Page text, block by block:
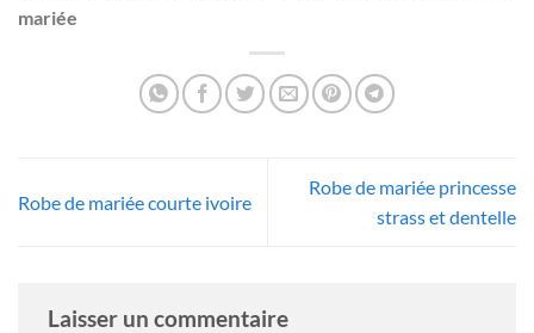
mariée
Robe de mariée courte ivoire
Robe de mariée princesse
strass et dentelle
Laisser un commentaire